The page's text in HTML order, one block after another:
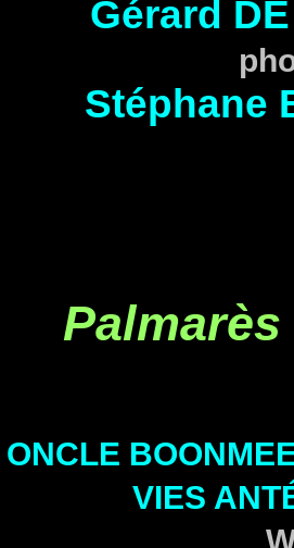
Gérard
Stéphane
ONCLE
VIES